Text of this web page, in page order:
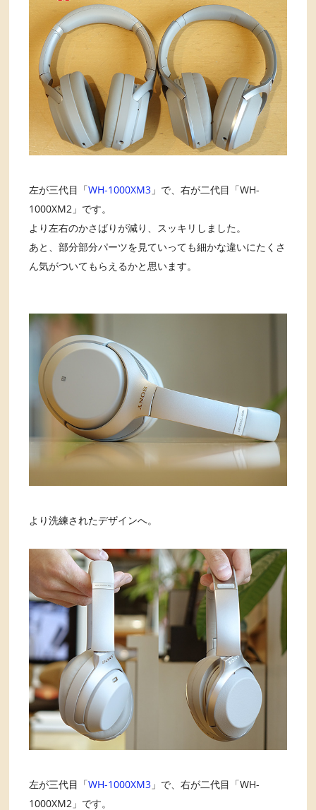
左が三代目「WH-1000XM3 」で、右が二代目「WH-
1000XM2」です。
より左右のかさばりが減り、スッキリしました。
あと、部分部分パーツを見ていっても細かな違いにたくさ
ん気がついてもらえるかと思います。
より洗練されたデザインへ。
左が三代目「WH-1000XM3 」で、右が二代目「WH-
1000XM2」です。